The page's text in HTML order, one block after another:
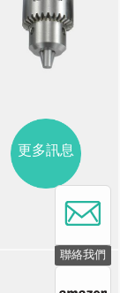
聯絡我們
更多訊息